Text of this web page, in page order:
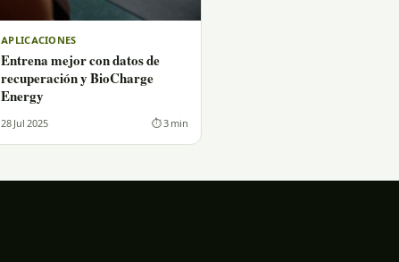
APLICACIONES
Entrena mejor con datos de
recuperación y BioCharge
Energy
28 Jul 2025 ⏱ 3 min